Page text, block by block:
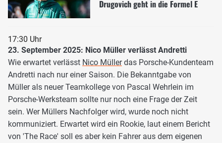
Drugovich geht in die Formel E
17:30 Uhr
23. September 2025: Nico Müller verlässt Andretti
Wie erwartet verlässt Nico Müllerdas Porsche-Kundenteam
Andretti nach nur einer Saison. Die Bekanntgabe von
Müller als neuer Teamkollege von Pascal Wehrlein im
Porsche-Werksteam sollte nur noch eine Frage der Zeit
sein. Wer Müllers Nachfolger wird, wurde noch nicht
kommuniziert. Erwartet wird ein Rookie, laut einem Bericht
von 'The Race' soll es aber kein Fahrer aus dem eigenen